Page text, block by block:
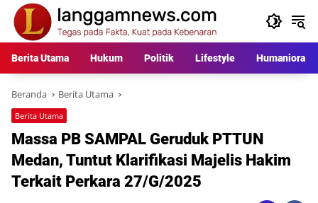
Langsung
konten
Berita Utama Hukum Politik Lifestyle Humaniora
Beranda Berita Utama
Berita Utama
Massa PB SAMPAL Geruduk PTTUN
Medan, Tuntut Klarifikasi Majelis Hakim
Terkait Perkara 27/G/2025